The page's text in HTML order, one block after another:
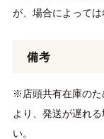
が、場合によっては
備考
※店頭共有在庫のた
より、発送が遅れ
い。